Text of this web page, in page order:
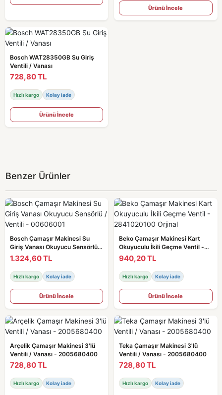
Ürünü İncele
Bosch WAT28350GB Su Giriş
Ventili / Vanası
728,80 TL
Hızlı kargo Kolay iade
Ürünü İncele
Benzer Ürünler
Bosch Çamaşır Makinesi Su
Giriş Vanası Okuyucu Sensörlü /
Ventili - 00606001
1.324,60 TL
Hızlı kargo Kolay iade
Ürünü İncele
Beko Çamaşır Makinesi Kart
Okuyuculu İkili Geçme Ventil -
2841020100 Orjinal
940,20 TL
Hızlı kargo Kolay iade
Ürünü İncele
Arçelik Çamaşır Makinesi 3'lü
Ventili / Vanası - 2005680400
728,80 TL
Hızlı kargo Kolay iade
Teka Çamaşır Makinesi 3'lü
Ventili / Vanası - 2005680400
728,80 TL
Hızlı kargo Kolay iade